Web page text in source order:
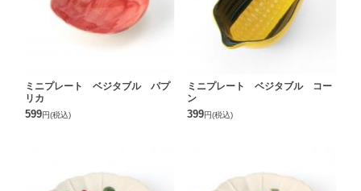
ミニプレート ベジタブル パプ
リカ
599円(税込)
ミニプレート ベジタブル コー
ン
399円(税込)